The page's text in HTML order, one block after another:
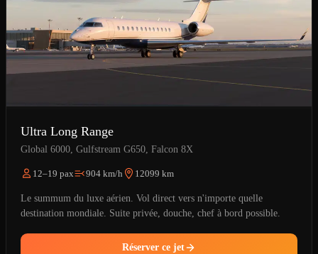
Ultra Long Range
Global 6000, Gulfstream G650, Falcon 8X
12–19 pax 904 km/h 12099 km
Le summum du luxe aérien. Vol direct vers n'importe quelle
destination mondiale. Suite privée, douche, chef à bord possible.
Réserver ce jet